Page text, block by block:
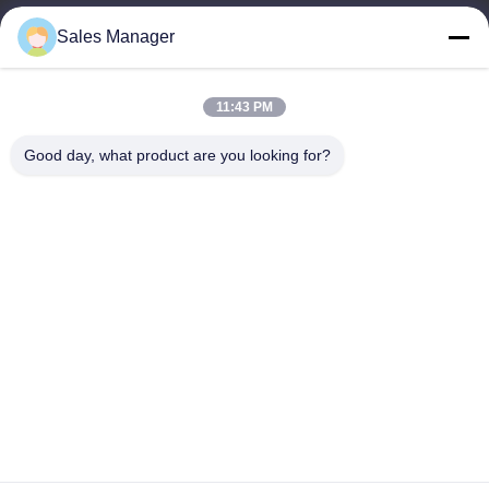
8:00-24:00
আমাদের ঠিকানা
জেলা, Shenzhen, Guangdong, China
Sales Manager
11:43 PM
Good day, what product are you looking for?